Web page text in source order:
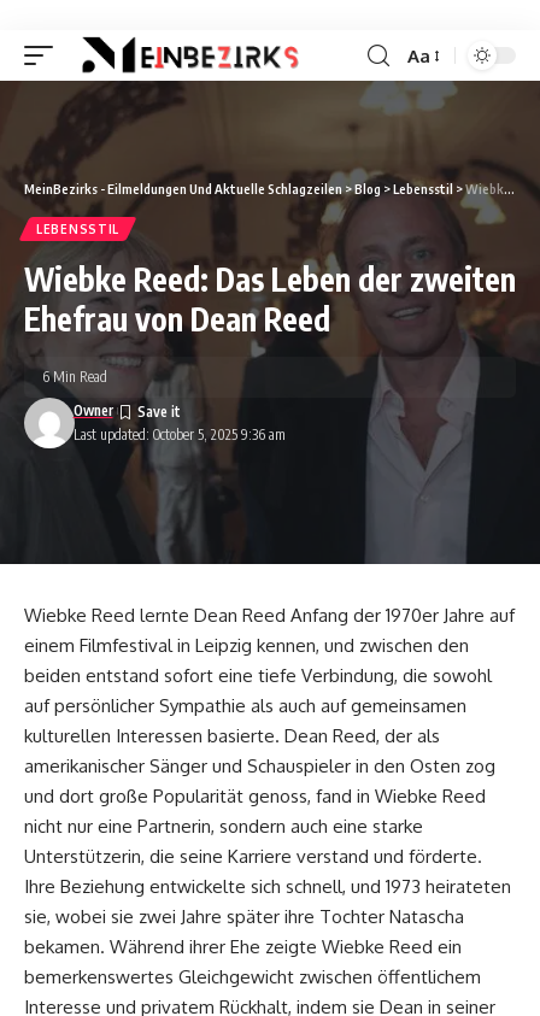
Font
Resizer
Aa
MeinBezirks - Eilmeldungen Und Aktuelle Schlagzeilen >Blog >Lebensstil >Wiebke Reed: Das Leben der zweiten Ehefrau von Dean Reed
LEBENSSTIL
Wiebke Reed: Das Leben der zweiten
Ehefrau von Dean Reed
Last updated: October 5, 2025 9:36 am
Owner
6 Min Read
Wiebke Reed lernte Dean Reed Anfang der 1970er Jahre auf
einem Filmfestival in Leipzig kennen, und zwischen den
beiden entstand sofort eine tiefe Verbindung, die sowohl
auf persönlicher Sympathie als auch auf gemeinsamen
kulturellen Interessen basierte. Dean Reed, der als
amerikanischer Sänger und Schauspieler in den Osten zog
und dort große Popularität genoss, fand in Wiebke Reed
nicht nur eine Partnerin, sondern auch eine starke
Unterstützerin, die seine Karriere verstand und förderte.
Ihre Beziehung entwickelte sich schnell, und 1973 heirateten
sie, wobei sie zwei Jahre später ihre Tochter Natascha
bekamen. Während ihrer Ehe zeigte Wiebke Reed ein
bemerkenswertes Gleichgewicht zwischen öffentlichem
Interesse und privatem Rückhalt, indem sie Dean in seiner